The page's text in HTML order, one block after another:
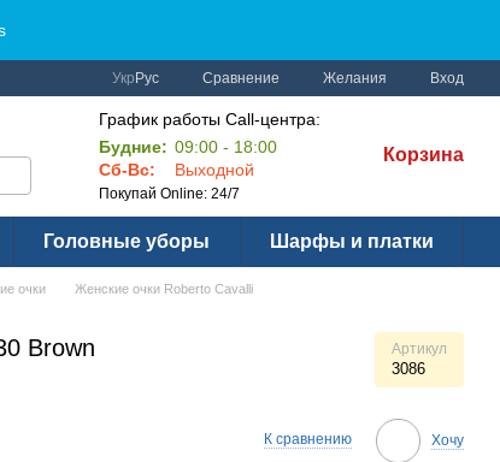
Укр Рус Сравнение Желания Вход
График работы Call-центра:
Будние: 09:00 - 18:00
Сб-Вс:
Выходной
Покупай Online: 24/7
Корзина
Головные уборы Шарфы и платки
очки
Женские очки Roberto Cavalli
Brown Артикул
3086
К сравнению Хочу